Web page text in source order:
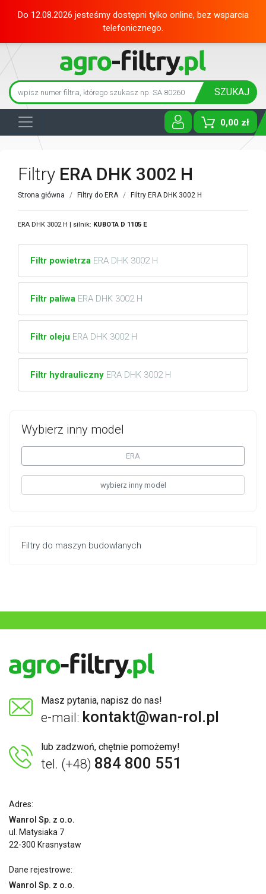
Do 12.08.2026 jesteśmy dostępni tylko online, bez wsparcia
telefonicznego.
SZUKAJ
0,00 zł
Toggle
Wybierz inny model
ERA
wybierz inny model
Filtry do maszyn budowlanych
Filtry ERA DHK 3002 H
Strona główna Filtry do ERA Filtry ERA DHK 3002 H
ERA DHK 3002 H | silnik: KUBOTA D 1105 E
Filtr powietrza ERA DHK 3002 H
Filtr paliwa ERA DHK 3002 H
Filtr oleju ERA DHK 3002 H
Filtr hydrauliczny ERA DHK 3002 H
Masz pytania, napisz do nas!
e-mail: kontakt@wan-rol.pl
lub zadzwoń, chętnie pomożemy!
tel. (+48) 884 800 551
Adres:
Wanrol Sp. z o.o.
ul. Matysiaka 7
22-300 Krasnystaw
Dane rejestrowe:
Wanrol Sp. z o.o.